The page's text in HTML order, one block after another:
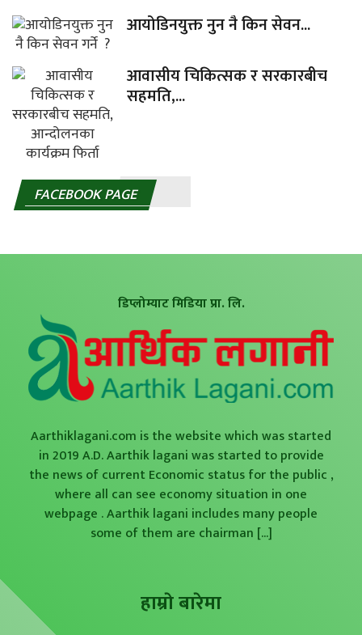
आयोडिनयुक्त नुन नै किन सेवन...
आवासीय चिकित्सक र सरकारबीच
सहमति,...
FACEBOOK PAGE
डिप्लोम्याट मिडिया प्रा. लि.
Aarthiklagani.com is the website which was started
in 2019 A.D. Aarthik lagani was started to provide
the news of current Economic status for the public ,
where all can see economy situation in one
webpage . Aarthik lagani includes many people
some of them are chairman [...]
हाम्राे बारेमा